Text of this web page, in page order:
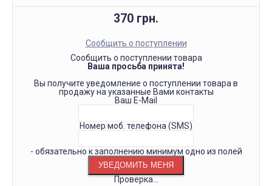
370 грн.
Сообщить о поступлении
Сообщить о поступлении товара
Ваша просьба принята!
Вы получите уведомление о поступлении товара в
продажу на указанные Вами контакты
Ваш E-Mail
Номер моб. телефона (SMS)
- обязательно к заполнению минимум одно из полей
Проверка...